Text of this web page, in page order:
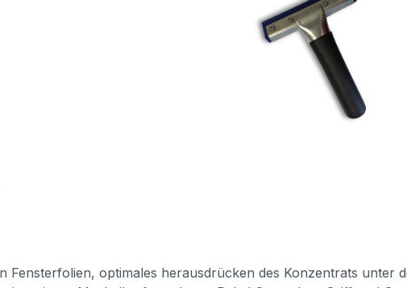
Fensterfolien, optimales herausdrücken des Konzentrats unter